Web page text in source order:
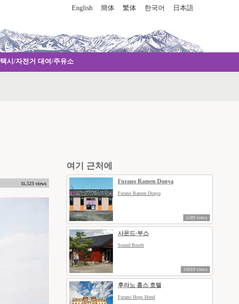
English 簡体 繁体 한국어 日本語
택시/자전거 대여/주유소
11,523 views
여기 근처에
Furano Ramen Donya
Furano Ramen Donya
5589 views
사운드·부스
Sound Booth
10669 views
후라노 홉스 호텔
Furano Hops Hotel